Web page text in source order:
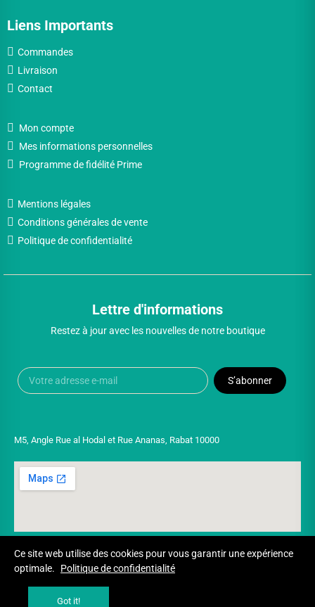
Liens Importants
Commandes
Livraison
Contact
Mon compte
Mes informations personnelles
Programme de fidélité Prime
Mentions légales
Conditions générales de vente
Politique de confidentialité
Lettre d'informations
Restez à jour avec les nouvelles de notre boutique
S’abonner
M5, Angle Rue al Hodal et Rue Ananas, Rabat 10000
Ce site web utilise des cookies pour vous garantir une expérience
optimale.
Politique de confidentialité
Got it!